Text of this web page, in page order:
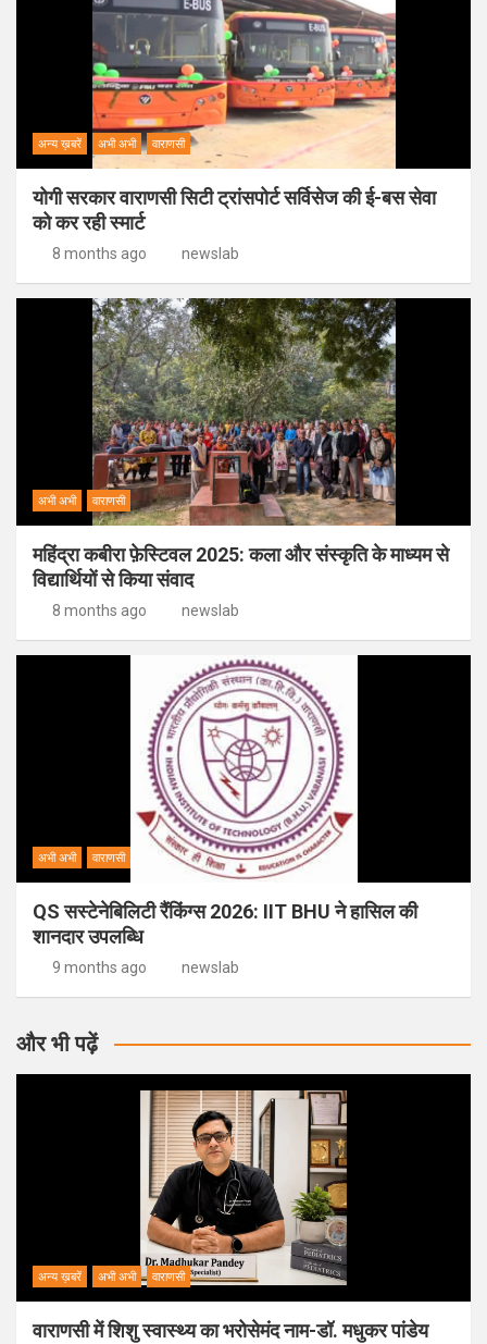
अन्य ख़बरें अभी अभी वाराणसी
योगी सरकार वाराणसी सिटी ट्रांसपोर्ट सर्विसेज की ई-बस सेवा
को कर रही स्मार्ट
8 months ago newslab
अभी अभी वाराणसी
महिंद्रा कबीरा फ़ेस्टिवल 2025: कला और संस्कृति के माध्यम से
विद्यार्थियों से किया संवाद
8 months ago newslab
अभी अभी वाराणसी
QS सस्टेनेबिलिटी रैंकिंग्स 2026: IIT BHU ने हासिल की
शानदार उपलब्धि
9 months ago newslab
और भी पढ़ें
अन्य ख़बरें अभी अभी वाराणसी
वाराणसी में शिशु स्वास्थ्य का भरोसेमंद नाम-डॉ. मधुकर पांडेय